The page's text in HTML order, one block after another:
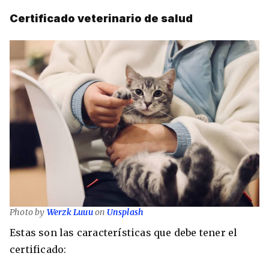
Certificado veterinario de salud
Photo by Werzk Luuuon Unsplash
Estas son las características que debe tener el
certificado: